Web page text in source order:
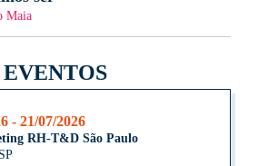
Maia
- 21/07/2026
RH-T&D São Paulo